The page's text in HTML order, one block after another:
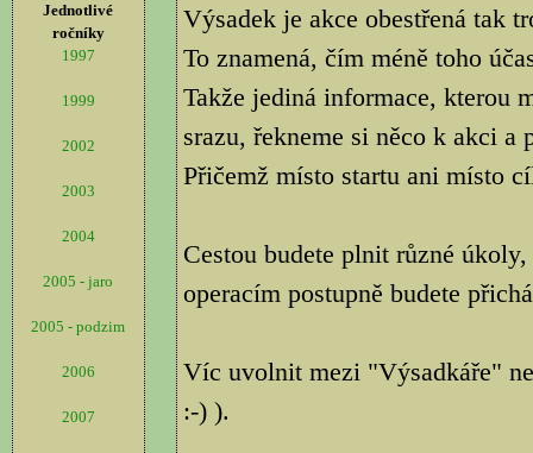
Jednotlivé
ročníky
1997
1999
2002
2003
2004
2005 - jaro
2005 - podzim
2006
2007
Výsadek je akce obestřená tak
To znamená, čím méně toho
Takže jediná informace, kterou
srazu, řekneme si něco k akci a
Přičemž místo startu ani místo
Cestou budete plnit různé
operacím postupně budete
Víc uvolnit mezi "Výsadkáře"
:-) ).